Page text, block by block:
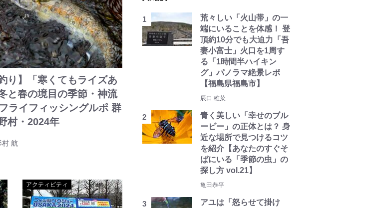
り】「寒くてもライズあ
と春の境目の季節・神流
ライフィッシングルポ 群
村・2024年
村 航
アクティビティ
荒々しい「火山帯」の一
端にいることを体感！ 登
頂約10分でも大迫力「吾
妻小富士」火口を1周す
る「1時間半ハイキン
グ」パノラマ絶景レポ
【福島県福島市】
辰口 稚菜
青く美しい「幸せのブル
ービー」の正体とは？ 身
近な場所で見つけるコツ
を紹介【あなたのすぐそ
ばにいる「季節の虫」の
探し方 vol.21】
亀田恭平
アユは「怒らせて掛け